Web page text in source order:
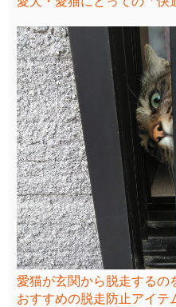
愛猫が玄関から脱走するの
おすすめの脱走防止アイテ